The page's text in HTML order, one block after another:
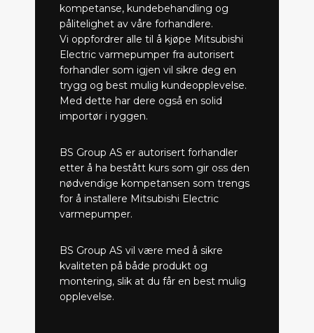
kompetanse, kundebehandling og
pålitelighet av våre forhandlere.
Vi oppfordrer alle til å kjøpe Mitsubishi
Electric varmepumper fra autorisert
forhandler som igjen vil sikre deg en
trygg og best mulig kundeopplevelse.
Med dette har dere også en solid
importør i ryggen.
BS Group AS er autorisert forhandler
etter å ha bestått kurs som gir oss den
nødvendige kompetansen som trengs
for å installere Mitsubishi Electric
varmepumper.
BS Group AS vil være med å sikre
kvaliteten på både produkt og
montering, slik at du får en best mulig
opplevelse.